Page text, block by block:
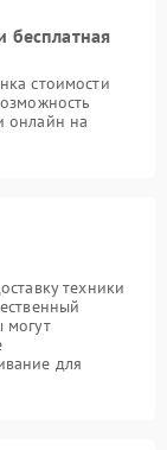
бесплатная
стоимости
онлайн на
техники
могут
для